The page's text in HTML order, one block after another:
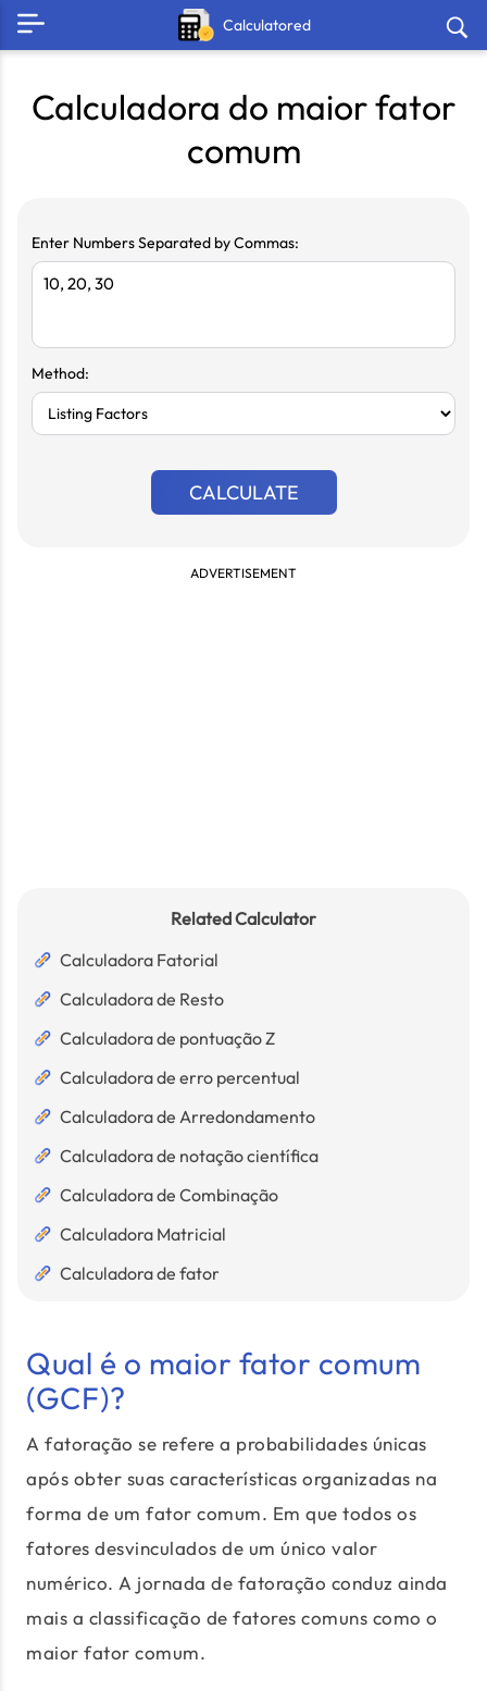
Calculatored
Calculadora do maior fator
comum
Enter Numbers Separated by Commas:
Method:
CALCULATE
ADVERTISEMENT
Related Calculator
Calculadora Fatorial
Calculadora de Resto
Calculadora de pontuação Z
Calculadora de erro percentual
Calculadora de Arredondamento
Calculadora de notação científica
Calculadora de Combinação
Calculadora Matricial
Calculadora de fator
Qual é o maior fator comum
(GCF)?
A fatoração se refere a probabilidades únicas
após obter suas características organizadas na
forma de um fator comum. Em que todos os
fatores desvinculados de um único valor
numérico. A jornada de fatoração conduz ainda
mais a classificação de fatores comuns como o
maior fator comum.